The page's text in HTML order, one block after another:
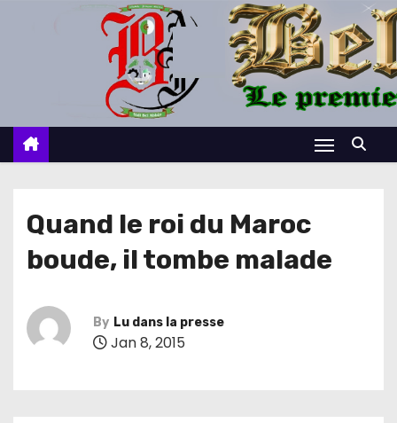
c
Quand le roi du Maroc
boude, il tombe malade
By Lu dans la presse
Jan 8, 2015